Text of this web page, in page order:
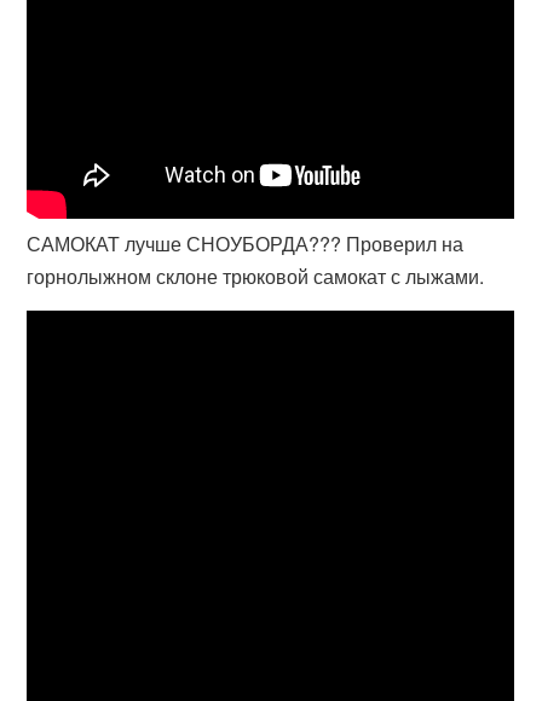
САМОКАТ лучше СНОУБОРДА??? Проверил на
горнолыжном склоне трюковой самокат с лыжами.